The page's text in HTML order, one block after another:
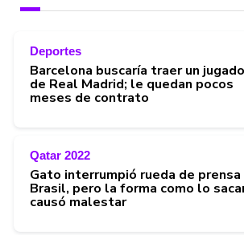
Deportes
Barcelona buscaría traer un
de Real Madrid; le quedan pocos
meses de contrato
Qatar 2022
Gato interrumpió rueda de prensa
Brasil, pero la forma como lo
causó malestar